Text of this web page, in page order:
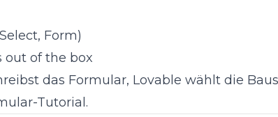
Form)
out of the box
das Formular, Lovable wählt die
Tutorial .